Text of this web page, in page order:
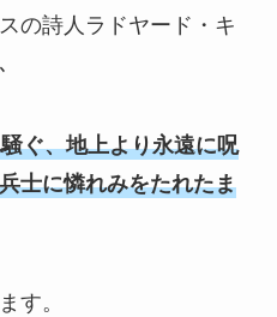
の詩人ラドヤード・キ
ぐ、地上より永遠に呪
士に憐れみをたれたま
す。